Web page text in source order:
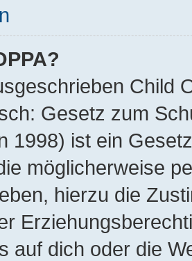
Child
Gesetz zum
1998) ist ein
möglicherweise
hierzu die
auf dich oder die